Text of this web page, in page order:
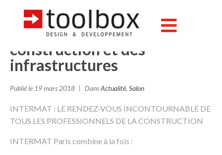
INTERMAT 2018, le salon
international de la
construction et des
infrastructures
Publié le 19 mars 2018 DansActualité, Salon
INTERMAT : LE RENDEZ-VOUS INCONTOURNABLE DE
TOUS LES PROFESSIONNELS DE LA CONSTRUCTION
INTERMAT Paris combine à la fois :